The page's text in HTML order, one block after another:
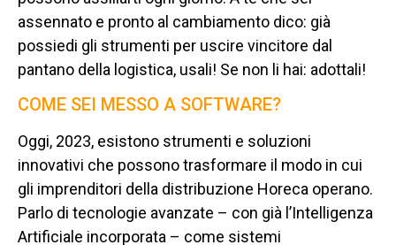
assennato e pronto al cambiamento dico: già
possiedi gli strumenti per uscire vincitore dal
pantano della logistica, usali! Se non li hai: adottali!
COME SEI MESSO A SOFTWARE?
Oggi, 2023, esistono strumenti e soluzioni
innovativi che possono trasformare il modo in cui
gli imprenditori della distribuzione Horeca operano.
Parlo di tecnologie avanzate – con già l’Intelligenza
Artificiale incorporata – come sistemi